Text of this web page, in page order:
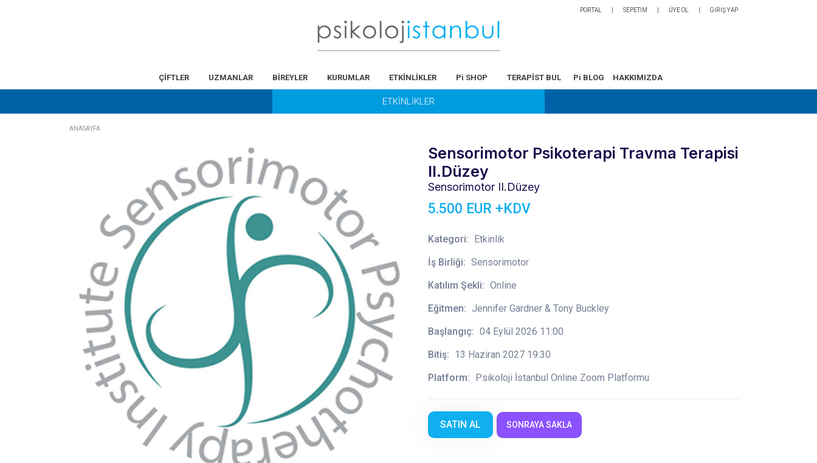
PORTAL SEPETİM ÜYE OL GİRİŞ YAP
ÇİFTLER UZMANLAR BİREYLER KURUMLAR ETKİNLİKLER Pi SHOP TERAPİST BUL Pi BLOG HAKKIMIZDA
ETKİNLİKLER
ANASAYFA
Sensorimotor Psikoterapi Travma Terapisi
II.Düzey
Sensorimotor II.Düzey
5.500 EUR +KDV
Kategori: Etkinlik
İş Birliği: Sensorimotor
Katılım Şekli: Online
Eğitmen: Jennifer Gardner & Tony Buckley
Başlangıç: 04 Eylül 2026 11:00
Bitiş: 13 Haziran 2027 19:30
Platform: Psikoloji İstanbul Online Zoom Platformu
SATIN AL SONRAYA SAKLA